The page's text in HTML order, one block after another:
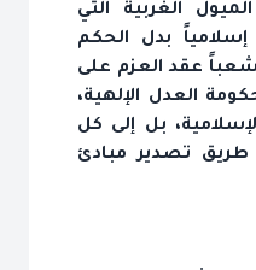
الغربية التي
بدل الحكم
شعباً عقد العزم على
العدل الإلهية،
بل إلى كل
تصدير مبادئ